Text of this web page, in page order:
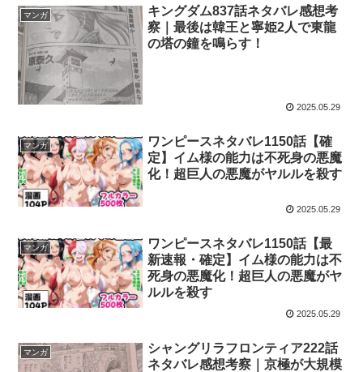
マンガ
キングダム837話ネタバレ感想考
察｜最後は韓王と寧姫2人で東龍
の塔の鐘を鳴らす！
2025.05.29
マンガ
ワンピースネタバレ1150話【確
定】イム様の能力は不死身の悪魔
化！超巨人の悪魔がヤルルを殺す
2025.05.29
マンガ
ワンピースネタバレ1150話【最
新速報・確定】イム様の能力は不
死身の悪魔化！超巨人の悪魔がヤ
ルルを殺す
2025.05.29
マンガ
シャングリラフロンティア222話
ネタバレ感想考察｜京極が大規模